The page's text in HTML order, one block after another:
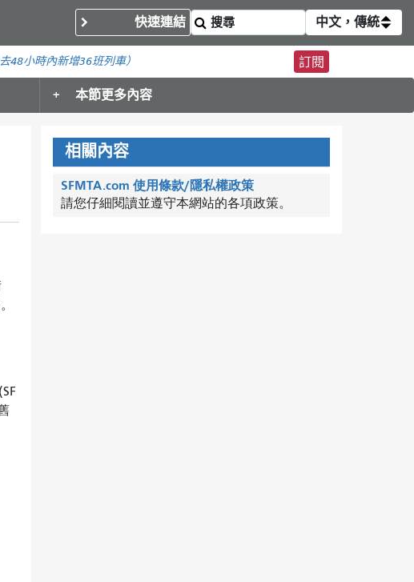
快速連結 中文，傳統
48小時內新增36班列車） 訂閱
本節更多內容
相關內容
SFMTA.com 使用條款/隱私權政策
請您仔細閱讀並遵守本網站的各項政策。